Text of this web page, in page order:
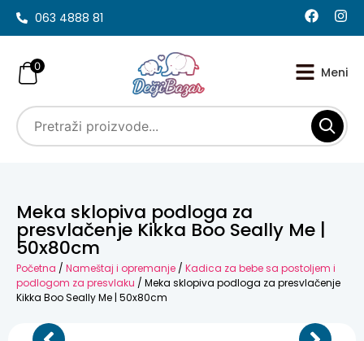
063 4888 81
0
Meka sklopiva podloga za
presvlačenje Kikka Boo Seally Me |
50x80cm
Početna / Nameštaj i opremanje / Kadica za bebe sa postoljem i
podlogom za presvlaku / Meka sklopiva podloga za presvlačenje
Kikka Boo Seally Me | 50x80cm